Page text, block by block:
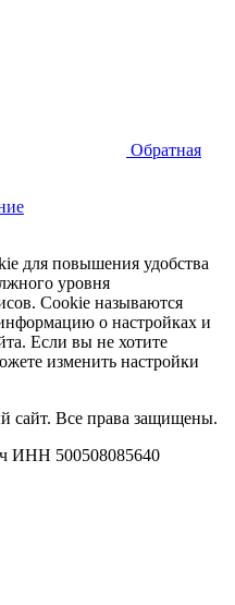
Обратная
для повышения удобства
уровня
Cookie называются
о настройках и
Если вы не хотите
изменить настройки
Все права защищены.
ИНН 500508085640